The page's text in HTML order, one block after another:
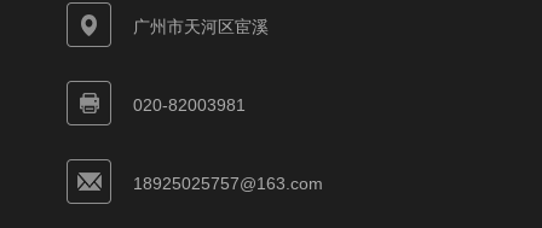
广州市天河区宦溪
020-82003981
18925025757@163.com